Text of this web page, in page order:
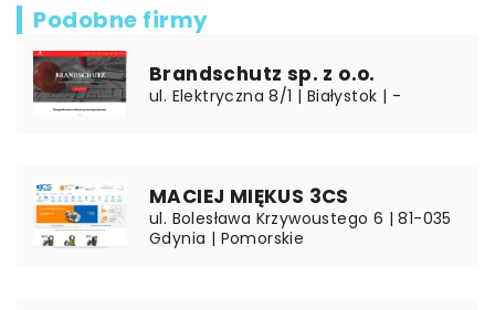
Podobne firmy
Brandschutz sp. z o.o.
ul. Elektryczna 8/1 | Białystok | -
MACIEJ MIĘKUS 3CS
ul. Bolesława Krzywoustego 6 | 81-035
Gdynia | Pomorskie